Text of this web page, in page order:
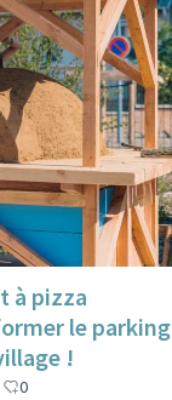
à pizza
le parking
!
0